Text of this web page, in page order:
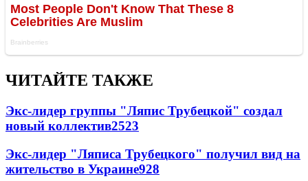
ЧИТАЙТЕ ТАКЖЕ
Экс-лидер группы "Ляпис Трубецкой" создал
новый коллектив2523
Экс-лидер "Ляписа Трубецкого" получил вид на
жительство в Украине928